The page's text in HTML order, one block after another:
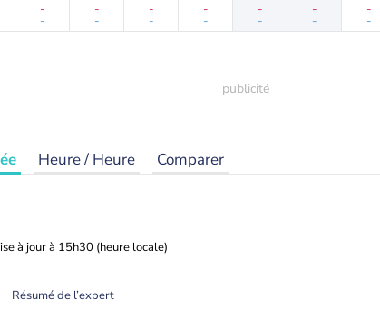
-
-
-
-
-
-
-
-
-
-
-
-
-
-
Heure / Heure Comparer
à jour à 15h30 (heure locale)
Résumé de l’expert